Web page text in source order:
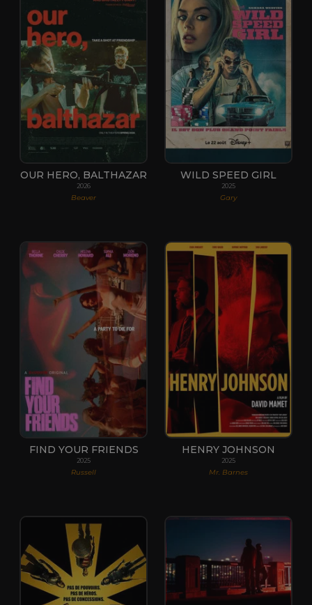
OUR HERO, BALTHAZAR
2026
Beaver
WILD SPEED GIRL
2025
Gary
FIND YOUR FRIENDS
2025
Russell
HENRY JOHNSON
2025
Mr. Barnes